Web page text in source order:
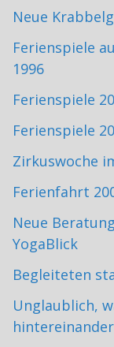
Neue
Ferienspiele
1996
Ferienspiele
Ferienspiele
Zirkuswoche
Ferienfahrt
Neue
YogaBlick
Begleiteten
Unglaublich,